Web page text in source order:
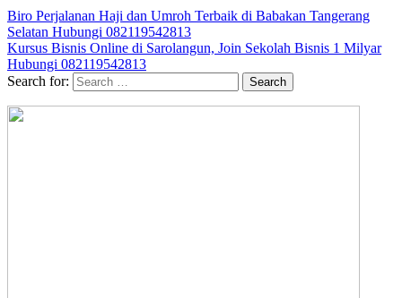
Biro Perjalanan Haji dan Umroh Terbaik di Babakan Tangerang
Selatan Hubungi 082119542813
Kursus Bisnis Online di Sarolangun, Join Sekolah Bisnis 1 Milyar
Hubungi 082119542813
Search for: